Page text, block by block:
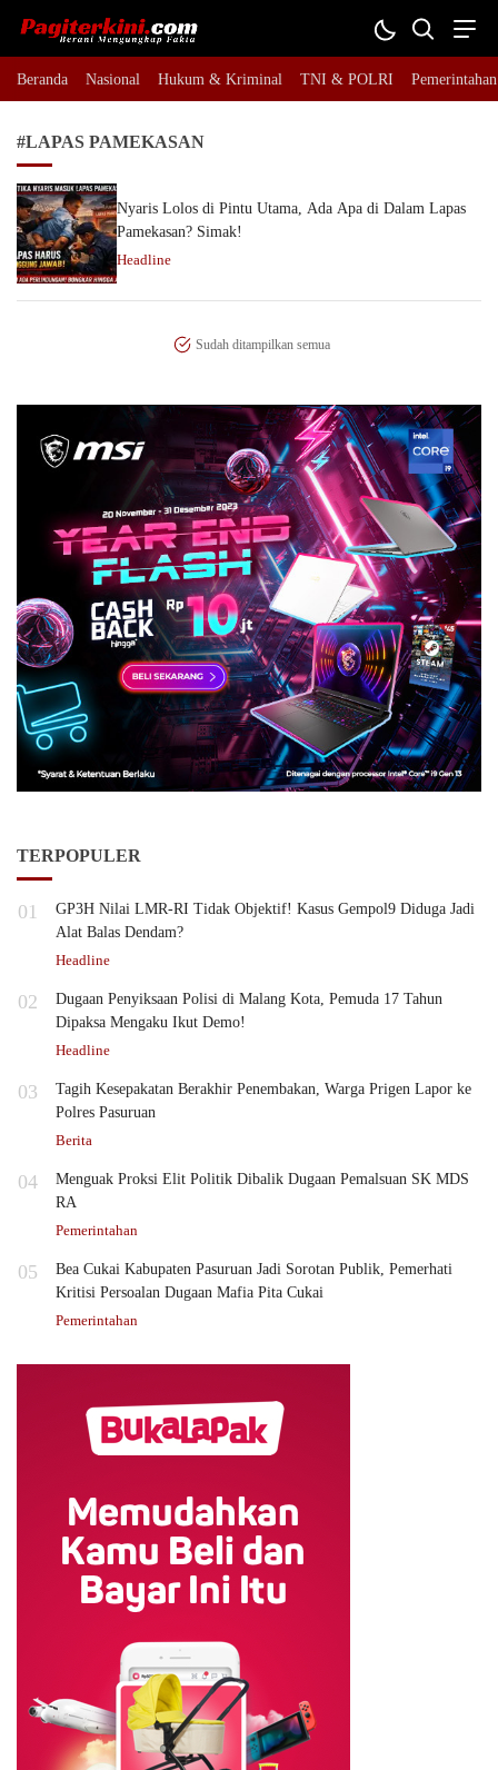
Pagiterkini.com
Berani Mengungkap Fakta
Beranda Nasional Hukum & Kriminal TNI & POLRI Pemerintahan
#LAPAS PAMEKASAN
Nyaris Lolos di Pintu Utama, Ada Apa di Dalam Lapas
Pamekasan? Simak!
Headline
Sudah ditampilkan semua
TERPOPULER
01
GP3H Nilai LMR-RI Tidak Objektif! Kasus Gempol9 Diduga Jadi
Alat Balas Dendam?
Headline
02
Dugaan Penyiksaan Polisi di Malang Kota, Pemuda 17 Tahun
Dipaksa Mengaku Ikut Demo!
Headline
03
Tagih Kesepakatan Berakhir Penembakan, Warga Prigen Lapor ke
Polres Pasuruan
Berita
04
Menguak Proksi Elit Politik Dibalik Dugaan Pemalsuan SK MDS
RA
Pemerintahan
05
Bea Cukai Kabupaten Pasuruan Jadi Sorotan Publik, Pemerhati
Kritisi Persoalan Dugaan Mafia Pita Cukai
Pemerintahan